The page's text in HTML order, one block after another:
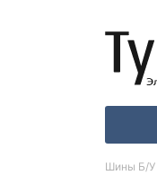
Шины Б/У